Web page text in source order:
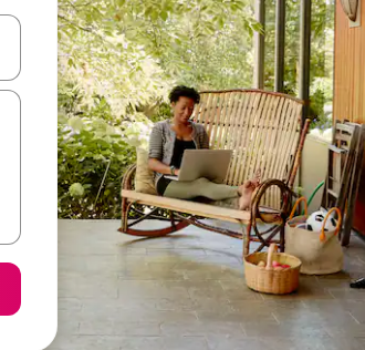
keuze met je de pijltjestoetsen omhoog en